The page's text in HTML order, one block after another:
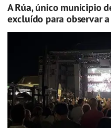
A Rúa, único municipio
excluído para observar